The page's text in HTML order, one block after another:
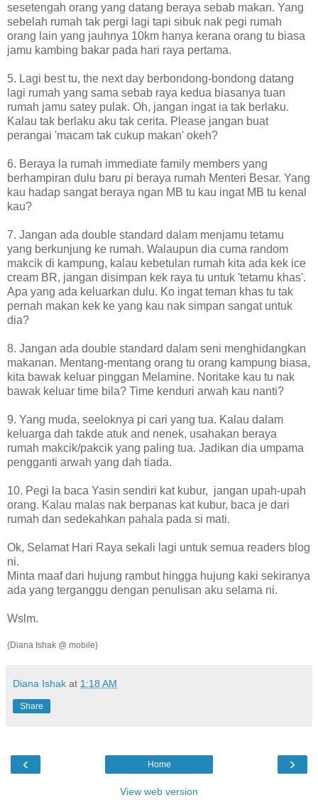
sesetengah orang yang datang beraya sebab makan. Yang
sebelah rumah tak pergi lagi tapi sibuk nak pegi rumah
orang lain yang jauhnya 10km hanya kerana orang tu biasa
jamu kambing bakar pada hari raya pertama.
5. Lagi best tu, the next day berbondong-bondong datang
lagi rumah yang sama sebab raya kedua biasanya tuan
rumah jamu satey pulak. Oh, jangan ingat ia tak berlaku.
Kalau tak berlaku aku tak cerita. Please jangan buat
perangai 'macam tak cukup makan' okeh?
6. Beraya la rumah immediate family members yang
berhampiran dulu baru pi beraya rumah Menteri Besar. Yang
kau hadap sangat beraya ngan MB tu kau ingat MB tu kenal
kau?
7. Jangan ada double standard dalam menjamu tetamu
yang berkunjung ke rumah. Walaupun dia cuma random
makcik di kampung, kalau kebetulan rumah kita ada kek ice
cream BR, jangan disimpan kek raya tu untuk 'tetamu khas'.
Apa yang ada keluarkan dulu. Ko ingat teman khas tu tak
pernah makan kek ke yang kau nak simpan sangat untuk
dia?
8. Jangan ada double standard dalam seni menghidangkan
makanan. Mentang-mentang orang tu orang kampung biasa,
kita bawak keluar pinggan Melamine. Noritake kau tu nak
bawak keluar time bila? Time kenduri arwah kau nanti?
9. Yang muda, seeloknya pi cari yang tua. Kalau dalam
keluarga dah takde atuk and nenek, usahakan beraya
rumah makcik/pakcik yang paling tua. Jadikan dia umpama
pengganti arwah yang dah tiada.
10. Pegi la baca Yasin sendiri kat kubur, jangan upah-upah
orang. Kalau malas nak berpanas kat kubur, baca je dari
rumah dan sedekahkan pahala pada si mati.
Ok, Selamat Hari Raya sekali lagi untuk semua readers blog
ni.
Minta maaf dari hujung rambut hingga hujung kaki sekiranya
ada yang terganggu dengan penulisan aku selama ni.
Wslm.
{Diana Ishak @ mobile}
Diana Ishak at 1:18 AM
Share
‹ ›
Home
View web version